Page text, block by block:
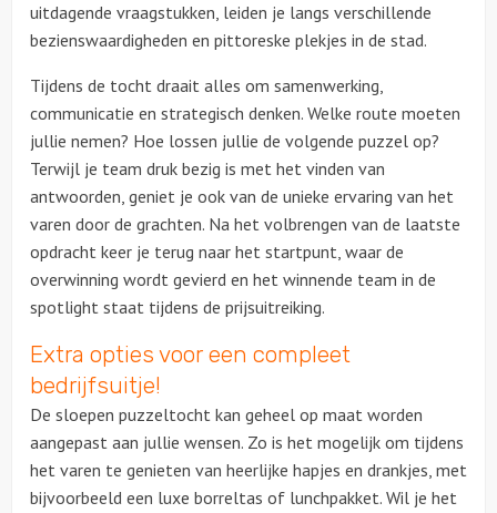
Locaties
Feesten
Themafeesten
Dinnershows
uitdagende vraagstukken, leiden je langs verschillende
bezienswaardigheden en pittoreske plekjes in de stad.
Tijdens de tocht draait alles om samenwerking,
communicatie en strategisch denken. Welke route moeten
jullie nemen? Hoe lossen jullie de volgende puzzel op?
Terwijl je team druk bezig is met het vinden van
antwoorden, geniet je ook van de unieke ervaring van het
varen door de grachten. Na het volbrengen van de laatste
opdracht keer je terug naar het startpunt, waar de
overwinning wordt gevierd en het winnende team in de
spotlight staat tijdens de prijsuitreiking.
Extra opties voor een compleet
bedrijfsuitje!
De sloepen puzzeltocht kan geheel op maat worden
aangepast aan jullie wensen. Zo is het mogelijk om tijdens
het varen te genieten van heerlijke hapjes en drankjes, met
bijvoorbeeld een luxe borreltas of lunchpakket. Wil je het